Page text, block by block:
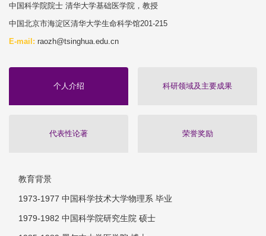
中国科学院院士 清华大学基础医学院，教授
中国北京市海淀区清华大学生命科学馆201-215
E-mail: raozh@tsinghua.edu.cn
个人介绍 科研领域及主要成果
代表性论著 荣誉奖励
教育背景
1973-1977 中国科学技术大学物理系 毕业
1979-1982 中国科学院研究生院 硕士